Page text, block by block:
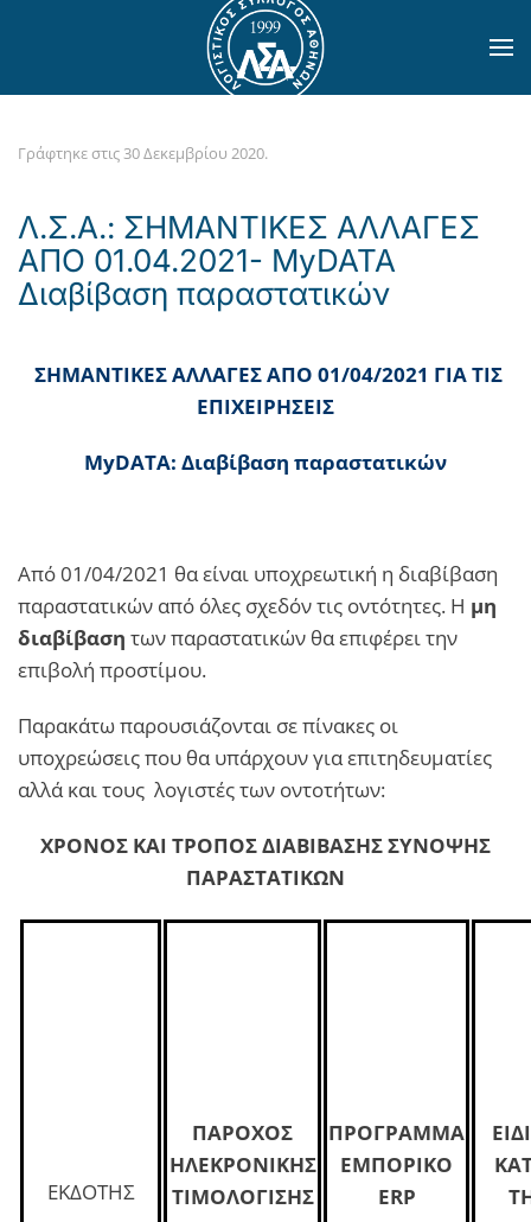
Skip to main content
Γράφτηκε στις 30 Δεκεμβρίου 2020.
Λ.Σ.Α.: ΣΗΜΑΝΤΙΚΕΣ ΑΛΛΑΓΕΣ
ΑΠΟ 01.04.2021- MyDATA
Διαβίβαση παραστατικών
ΣΗΜΑΝΤΙΚΕΣ ΑΛΛΑΓΕΣ ΑΠΟ 01/04/2021 ΓΙΑ ΤΙΣ
ΕΠΙΧΕΙΡΗΣΕΙΣ
MyDATA: Διαβίβαση παραστατικών
Από 01/04/2021 θα είναι υποχρεωτική η διαβίβαση
παραστατικών από όλες σχεδόν τις οντότητες. Η μη
διαβίβαση των παραστατικών θα επιφέρει την
επιβολή προστίμου.
Παρακάτω παρουσιάζονται σε πίνακες οι
υποχρεώσεις που θα υπάρχουν για επιτηδευματίες
αλλά και τους λογιστές των οντοτήτων:
ΧΡΟΝΟΣ ΚΑΙ ΤΡΟΠΟΣ ΔΙΑΒΙΒΑΣΗΣ ΣΥΝΟΨΗΣ
ΠΑΡΑΣΤΑΤΙΚΩΝ
ΕΚΔΟΤΗΣ
ΠΑΡΟΧΟΣ
ΗΛΕΚΡΟΝΙΚΗΣ
ΤΙΜΟΛΟΓΙΣΗΣ
ΠΡΟΓΡΑΜΜΑ
ΕΜΠΟΡΙΚΟ
ERP